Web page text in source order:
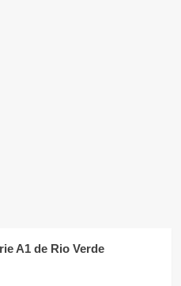
A1 de Rio Verde